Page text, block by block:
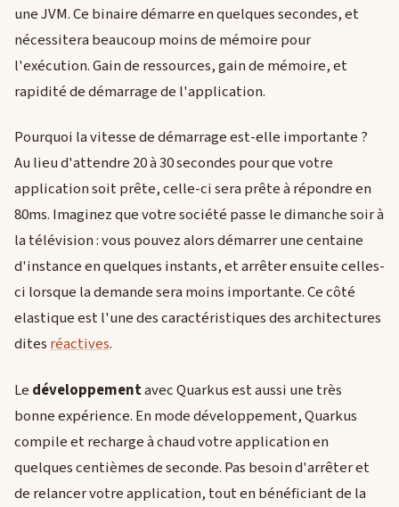
une JVM. Ce binaire démarre en quelques secondes, et
nécessitera beaucoup moins de mémoire pour
l'exécution. Gain de ressources, gain de mémoire, et
rapidité de démarrage de l'application.
Pourquoi la vitesse de démarrage est-elle importante ?
Au lieu d'attendre 20 à 30 secondes pour que votre
application soit prête, celle-ci sera prête à répondre en
80ms. Imaginez que votre société passe le dimanche soir à
la télévision : vous pouvez alors démarrer une centaine
d'instance en quelques instants, et arrêter ensuite celles-
ci lorsque la demande sera moins importante. Ce côté
elastique est l'une des caractéristiques des architectures
ditesréactives.
Le développementavec Quarkus est aussi une très
bonne expérience. En mode développement, Quarkus
compile et recharge à chaud votre application en
quelques centièmes de seconde. Pas besoin d'arrêter et
de relancer votre application, tout en bénéficiant de la